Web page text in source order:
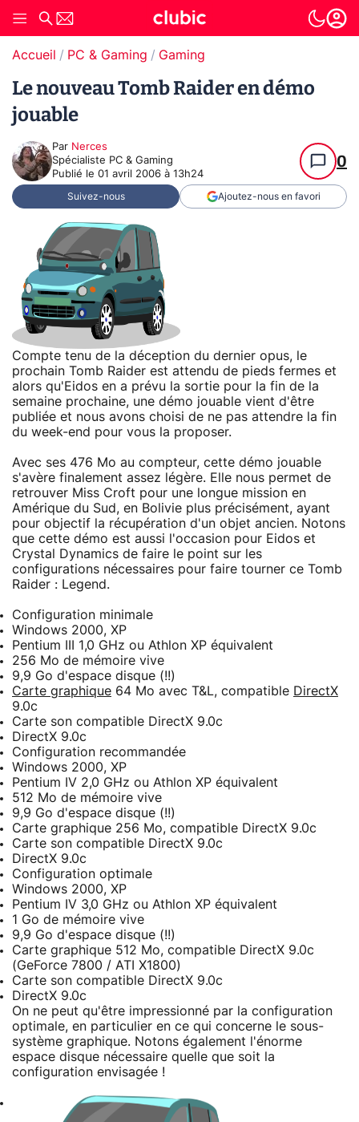
Accueil PC & Gaming Gaming
Le nouveau Tomb Raider en démo
jouable
Par Nerces
Spécialiste PC & Gaming
Publié le 01 avril 2006 à 13h24
0
Suivez-nous Ajoutez-nous en favori
Compte tenu de la déception du dernier opus, le
prochain Tomb Raider est attendu de pieds fermes et
alors qu'Eidos en a prévu la sortie pour la fin de la
semaine prochaine, une démo jouable vient d'être
publiée et nous avons choisi de ne pas attendre la fin
du week-end pour vous la proposer.
Avec ses 476 Mo au compteur, cette démo jouable
s'avère finalement assez légère. Elle nous permet de
retrouver Miss Croft pour une longue mission en
Amérique du Sud, en Bolivie plus précisément, ayant
pour objectif la récupération d'un objet ancien. Notons
que cette démo est aussi l'occasion pour Eidos et
Crystal Dynamics de faire le point sur les
configurations nécessaires pour faire tourner ce Tomb
Raider : Legend.
Configuration minimale
Windows 2000, XP
Pentium III 1,0 GHz ou Athlon XP équivalent
256 Mo de mémoire vive
9,9 Go d'espace disque (!!)
Carte graphique 64 Mo avec T&L, compatible DirectX
9.0c
Carte son compatible DirectX 9.0c
DirectX 9.0c
Configuration recommandée
Windows 2000, XP
Pentium IV 2,0 GHz ou Athlon XP équivalent
512 Mo de mémoire vive
9,9 Go d'espace disque (!!)
Carte graphique 256 Mo, compatible DirectX 9.0c
Carte son compatible DirectX 9.0c
DirectX 9.0c
Configuration optimale
Windows 2000, XP
Pentium IV 3,0 GHz ou Athlon XP équivalent
1 Go de mémoire vive
9,9 Go d'espace disque (!!)
Carte graphique 512 Mo, compatible DirectX 9.0c
(GeForce 7800 / ATI X1800)
Carte son compatible DirectX 9.0c
DirectX 9.0c
On ne peut qu'être impressionné par la configuration
optimale, en particulier en ce qui concerne le sous-
système graphique. Notons également l'énorme
espace disque nécessaire quelle que soit la
configuration envisagée !